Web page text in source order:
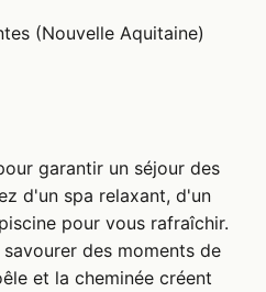
(Nouvelle Aquitaine)
garantir un séjour des
d'un spa relaxant, d'un
pour vous rafraîchir.
des moments de
et la cheminée créent